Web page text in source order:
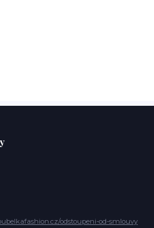
odstoupeni-od-smlouvy